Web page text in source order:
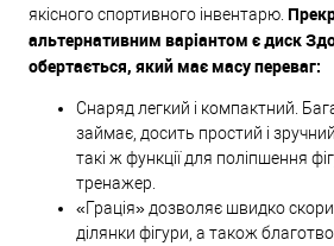
якісного спортивного інвентарю.
альтернативним варіантом є диск
обертається, який має масу переваг:
Снаряд легкий і компактний.
займає, досить простий і
такі ж функції для поліпшення
тренажер.
«Грація» дозволяє швидко
ділянки фігури, а також